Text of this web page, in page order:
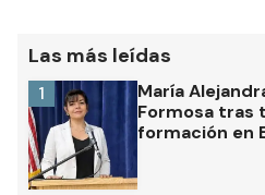
Las más leídas
María
Formosa tras
formación en
1